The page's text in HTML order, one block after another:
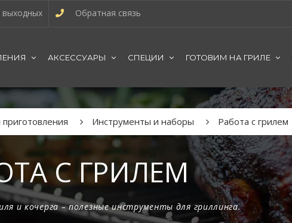
выходных Обратная связь
АКСЕССУАРЫ СПЕЦИИ ГОТОВИМ НА ГРИЛЕ
С ГРИЛЕМ
и кочерга – полезные инструменты для гриллинга.
Инструменты и наборы Работа с грилем